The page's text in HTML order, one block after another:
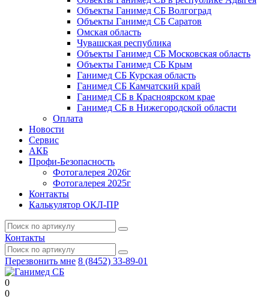
Объекты Ганимед СБ Волгоград
Объекты Ганимед СБ Саратов
Омская область
Чувашская республика
Объекты Ганимед СБ Московская область
Объекты Ганимед СБ Крым
Ганимед СБ Курская область
Ганимед СБ Камчатский край
Ганимед СБ в Красноярском крае
Ганимед СБ в Нижегородской области
Оплата
Новости
Сервис
АКБ
Профи-Безопасность
Фотогалерея 2026г
Фотогалерея 2025г
Контакты
Калькулятор ОКЛ-ПР
Контакты
Перезвонить мне 8 (8452) 33-89-01
0
0